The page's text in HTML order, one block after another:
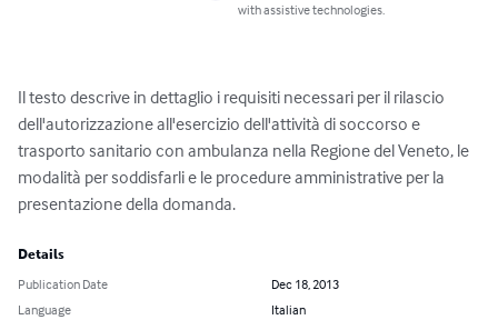
with assistive technologies.
Il testo descrive in dettaglio i requisiti necessari per il rilascio
dell'autorizzazione all'esercizio dell'attività di soccorso e
trasporto sanitario con ambulanza nella Regione del Veneto, le
modalità per soddisfarli e le procedure amministrative per la
presentazione della domanda.
Details
Publication Date
Dec 18, 2013
Language
Italian